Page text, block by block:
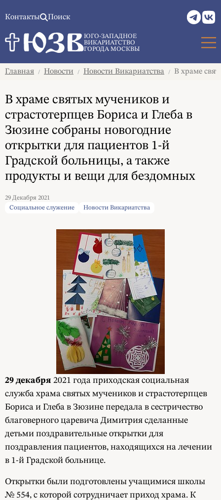
Контакты Поиск
ЮГО-ЗАПАДНОЕ
ВИКАРИАТСТВО
ГОРОДА МОСКВЫ
Главная / Новости / Новости Викариатства / В храме
В храме святых мучеников и
страстотерпцев Бориса и Глеба в
Зюзине собраны новогодние
открытки для пациентов 1-й
Градской больницы, а также
продукты и вещи для бездомных
29 Декабря 2021
Социальное служение
Новости Викариатства
29 декабря 2021 года приходская социальная
служба храма святых мучеников и страстотерпцев
Бориса и Глеба в Зюзине передала в сестричество
благоверного царевича Димитрия сделанные
детьми поздравительные открытки для
поздравления пациентов, находящихся на лечении
в 1-й Градской больнице.
Открытки были подготовлены учащимися школы
№ 554, с которой сотрудничает приход храма. К